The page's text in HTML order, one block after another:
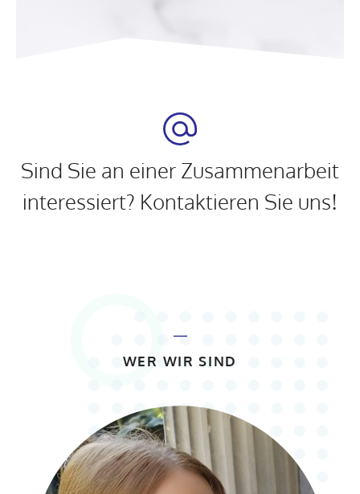
Sind Sie an einer Zusammenarbeit
interessiert? Kontaktieren Sie uns!
WER WIR SIND